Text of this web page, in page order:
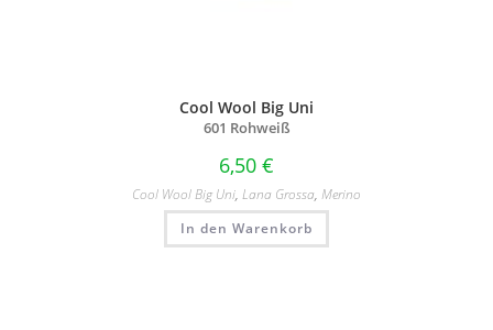
Cool Wool Big Uni
601 Rohweiß
6,50 €
Cool Wool Big Uni, Lana Grossa, Merino
In den Warenkorb